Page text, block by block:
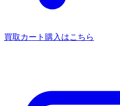
買取カート 購入はこちら